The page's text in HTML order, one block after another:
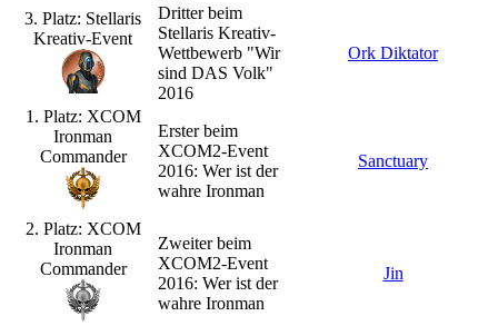
3. Platz: Stellaris
Kreativ-Event
Dritter beim
Stellaris Kreativ-
Wettbewerb "Wir
sind DAS Volk"
2016
Ork Diktator
1. Platz: XCOM
Ironman
Commander
Erster beim
XCOM2-Event
2016: Wer ist der
wahre Ironman
Sanctuary
2. Platz: XCOM
Ironman
Commander
Zweiter beim
XCOM2-Event
2016: Wer ist der
wahre Ironman
Jin